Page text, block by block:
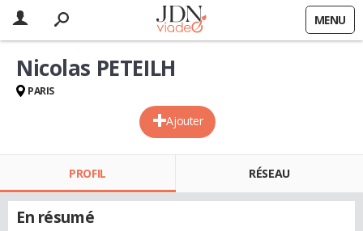
MENU
Ajouter
Nicolas PETEILH
PARIS
PROFIL RÉSEAU
En résumé